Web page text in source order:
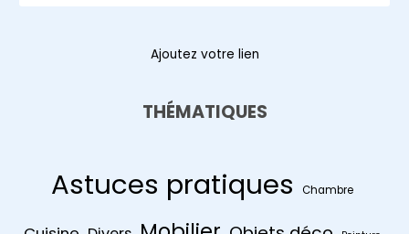
Ajoutez votre lien
THÉMATIQUES
Astuces pratiques Chambre